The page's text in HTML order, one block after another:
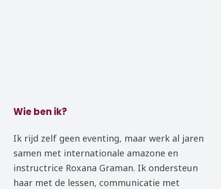
Wie ben ik?
Ik rijd zelf geen eventing, maar werk al jaren
samen met internationale amazone en
instructrice Roxana Graman. Ik ondersteun
haar met de lessen, communicatie met